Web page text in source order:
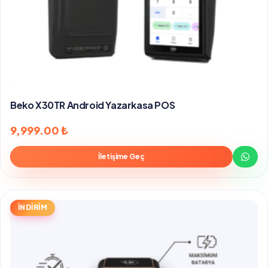
Beko X30TR Android Yazarkasa POS
9,999.00₺
İletişime Geç
İNDİRİM